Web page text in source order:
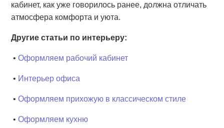
кабинет, как уже говорилось ранее, должна отличать
атмосфера комфорта и уюта.
Другие статьи по интерьеру:
•Оформляем рабочий кабинет
• Интерьер офиса
•Оформляем прихожую в классическом стиле
•Оформляем кухню